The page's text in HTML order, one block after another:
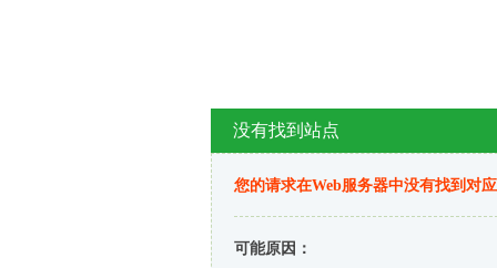
没有找到站点
您的请求在Web服务器中没有找到对
可能原因：